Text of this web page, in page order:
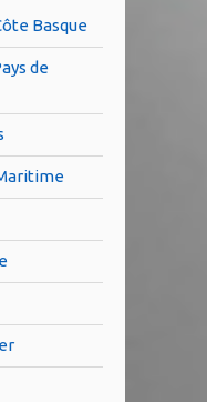
Basque
de